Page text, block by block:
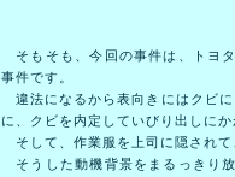
そもそも、今回の事件は、トヨ
事件です。
違法になるから表向きにはクビ
に、クビを内定していびり出しにか
そして、作業服を上司に隠されて
そうした動機背景をまるっきり